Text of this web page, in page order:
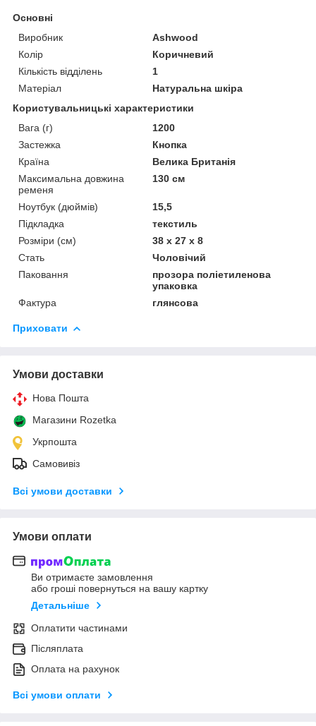
Основні
Виробник
Ashwood
Колір
Коричневий
Кількість відділень
1
Матеріал
Натуральна шкіра
Користувальницькі характеристики
Вага (г)
1200
Застежка
Кнопка
Країна
Велика Британія
Максимальна довжина
ременя
130 см
Ноутбук (дюймів)
15,5
Підкладка
текстиль
Розміри (см)
38 x 27 x 8
Стать
Чоловічий
Паковання
прозора поліетиленова
упаковка
Фактура
глянсова
Приховати
Умови доставки
Нова Пошта
Магазини Rozetka
Укрпошта
Самовивіз
Всі умови доставки
Умови оплати
Ви отримаєте замовлення
або гроші повернуться на вашу картку
Детальніше
Оплатити частинами
Післяплата
Оплата на рахунок
Всі умови оплати